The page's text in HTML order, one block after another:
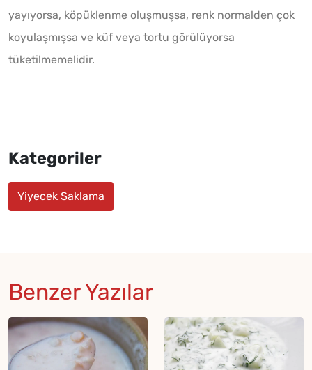
yayıyorsa, köpüklenme oluşmuşsa, renk normalden çok
koyulaşmışsa ve küf veya tortu görülüyorsa
tüketilmemelidir.
Kategoriler
Yiyecek Saklama
Benzer Yazılar